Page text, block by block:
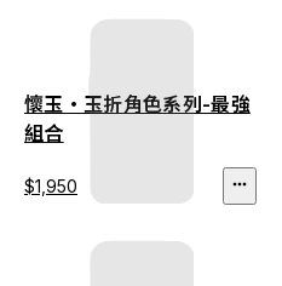
懷玉・玉折角色系列-最強
組合
$1,950